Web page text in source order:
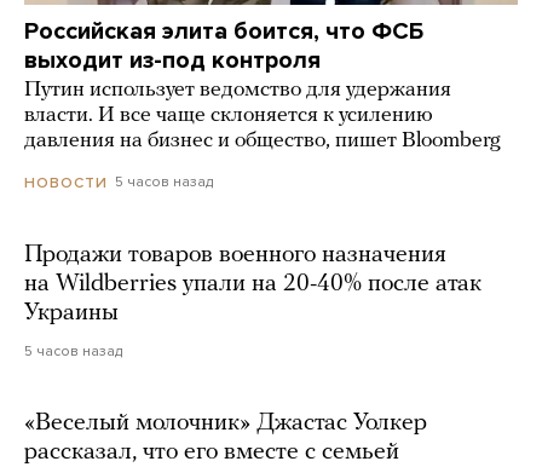
Российская элита боится, что ФСБ
выходит из-под контроля
Путин использует ведомство для удержания
власти. И все чаще склоняется к усилению
давления на бизнес и общество, пишет Bloomberg
НОВОСТИ 5 часов назад
Продажи товаров военного назначения
на Wildberries упали на 20-40% после атак
Украины
5 часов назад
«Веселый молочник» Джастас Уолкер
рассказал, что его вместе с семьей